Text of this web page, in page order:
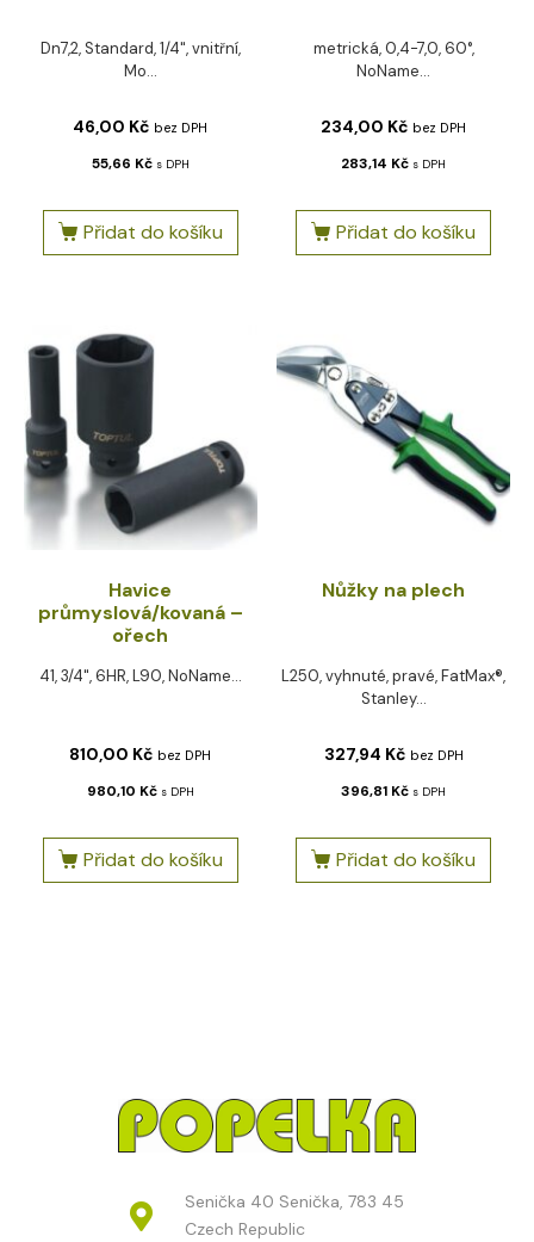
Dn7,2, Standard, 1/4", vnitřní,
Mo...
46,00 Kč bez DPH
55,66 Kč s DPH
Přidat do košíku
metrická, 0,4-7,0, 60°,
NoName...
234,00 Kč bez DPH
283,14 Kč s DPH
Přidat do košíku
Havice
průmyslová/kovaná –
ořech
41, 3/4", 6HR, L90, NoName...
810,00 Kč bez DPH
980,10 Kč s DPH
Přidat do košíku
Nůžky na plech
L250, vyhnuté, pravé, FatMax®,
Stanley...
327,94 Kč bez DPH
396,81 Kč s DPH
Přidat do košíku
Senička 40 Senička, 783 45
Czech Republic